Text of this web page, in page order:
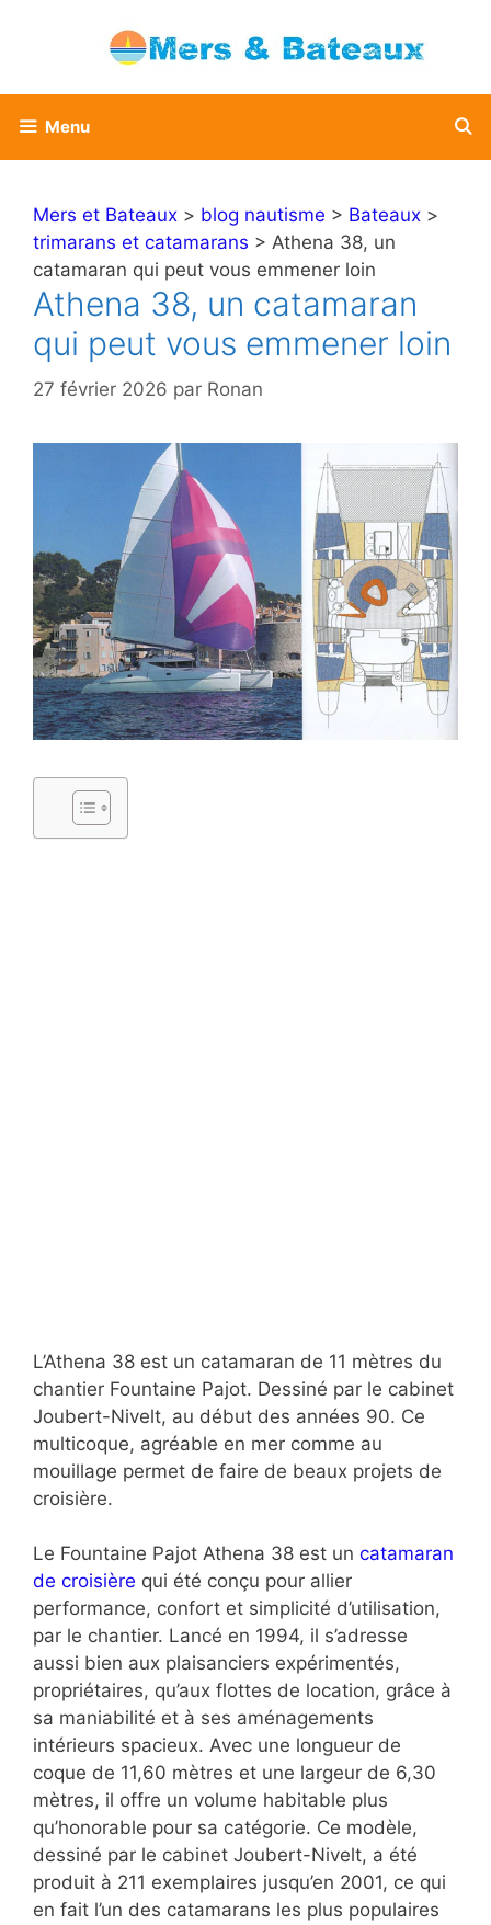
Menu
Mers et Bateaux > blog nautisme > Bateaux >
trimarans et catamarans > Athena 38, un
catamaran qui peut vous emmener loin
Athena 38, un catamaran
qui peut vous emmener loin
27 février 2026 par Ronan
L’Athena 38 est un catamaran de 11 mètres du
chantier Fountaine Pajot. Dessiné par le cabinet
Joubert-Nivelt, au début des années 90. Ce
multicoque, agréable en mer comme au
mouillage permet de faire de beaux projets de
croisière.
Le Fountaine Pajot Athena 38 est un catamaran
de croisière qui été conçu pour allier
performance, confort et simplicité d’utilisation,
par le chantier. Lancé en 1994, il s’adresse
aussi bien aux plaisanciers expérimentés,
propriétaires, qu’aux flottes de location, grâce à
sa maniabilité et à ses aménagements
intérieurs spacieux. Avec une longueur de
coque de 11,60 mètres et une largeur de 6,30
mètres, il offre un volume habitable plus
qu’honorable pour sa catégorie. Ce modèle,
dessiné par le cabinet Joubert-Nivelt, a été
produit à 211 exemplaires jusqu’en 2001, ce qui
en fait l’un des catamarans les plus populaires